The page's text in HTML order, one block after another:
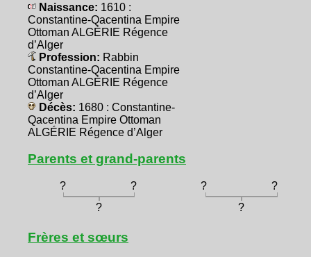
Naissance: 1610 :
Constantine-Qacentina Empire
Ottoman ALGÉRIE Régence
d’Alger
Profession: Rabbin
Constantine-Qacentina Empire
Ottoman ALGÉRIE Régence
d’Alger
Décès: 1680 : Constantine-
Qacentina Empire Ottoman
ALGÉRIE Régence d’Alger
Parents et grand-parents
? ? ?
?
?
?
Frères et sœurs